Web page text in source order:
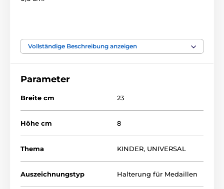
Kinder Medaille Inhaber
Vollständige Beschreibung anzeigen
Parameter
Breite cm 23
Höhe cm 8
Thema KINDER, UNIVERSAL
Auszeichnungstyp Halterung für Medaillen